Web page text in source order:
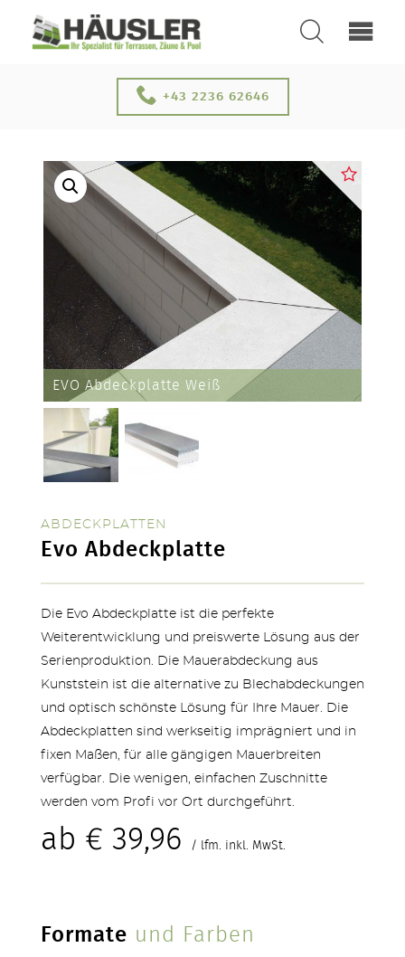
SUCHEN
KONTAKT
SERVICE & NEUHEITEN
TERRASSEN
STUFEN & POOL
+43 2236 62646
EVO Abdeckplatte Weiß
ABDECKPLATTEN
Evo Abdeckplatte
Die Evo Abdeckplatte ist die perfekte
Weiterentwicklung und preiswerte Lösung aus der
Serienproduktion. Die Mauerabdeckung aus
Kunststein ist die alternative zu Blechabdeckungen
und optisch schönste Lösung für Ihre Mauer. Die
Abdeckplatten sind werkseitig imprägniert und in
fixen Maßen, für alle gängigen Mauerbreiten
verfügbar. Die wenigen, einfachen Zuschnitte
werden vom Profi vor Ort durchgeführt.
ab € 39,96 / lfm. inkl. MwSt.
Formate und Farben